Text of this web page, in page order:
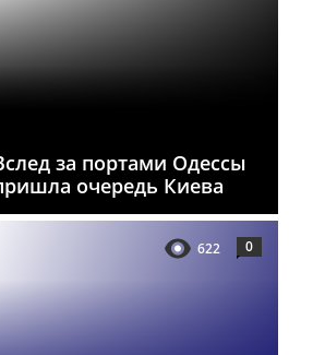
за портами Одессы
очередь Киева
622 0